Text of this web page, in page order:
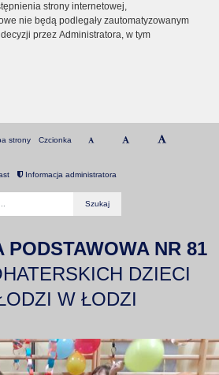
strony internetowej,
nie będą podlegały zautomatyzowanym
przez Administratora, w tym
strony Czcionka
Informacja administratora
PODSTAWOWA NR 81
DZIECI
W ŁODZI